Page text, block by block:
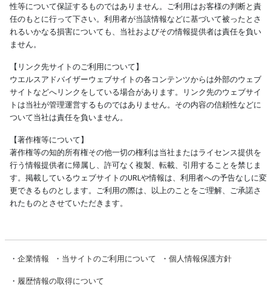
性等について保証するものではありません。ご利用はお客様の判断と責
任のもとに行って下さい。利用者が当該情報などに基づいて被ったとさ
れるいかなる損害についても、当社およびその情報提供者は責任を負い
ません。
【リンク先サイトのご利用について】
ウエルスアドバイザーウェブサイトの各コンテンツからは外部のウェブ
サイトなどへリンクをしている場合があります。リンク先のウェブサイ
トは当社が管理運営するものではありません。その内容の信頼性などに
ついて当社は責任を負いません。
【著作権等について】
著作権等の知的所有権その他一切の権利は当社またはライセンス提供を
行う情報提供者に帰属し、許可なく複製、転載、引用することを禁じま
す。掲載しているウェブサイトのURLや情報は、利用者への予告なしに変
更できるものとします。ご利用の際は、以上のことをご理解、ご承諾さ
れたものとさせていただきます。
・ 企業情報 ・ 当サイトのご利用について ・ 個人情報保護方針
・ 履歴情報の取得について